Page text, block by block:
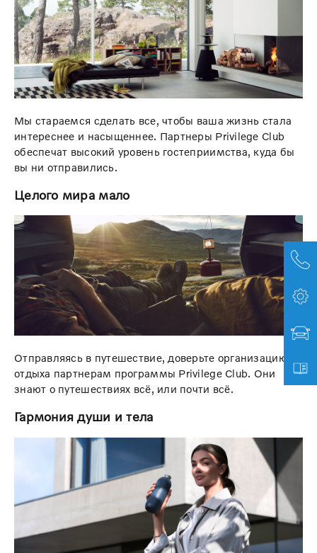
Мы стараемся сделать все, чтобы ваша жизнь стала
интереснее и насыщеннее. Партнеры Privilege Club
обеспечат высокий уровень гостеприимства, куда бы
вы ни отправились.
Целого мира мало
Отправляясь в путешествие, доверьте организацию
отдыха партнерам программы Privilege Club. Они
знают о путешествиях всё, или почти всё.
Гармония души и тела